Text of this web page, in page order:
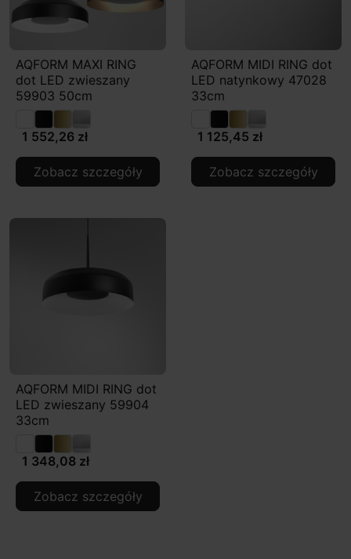
AQFORM MAXI RING
dot LED zwieszany
59903 50cm
1 552,26 zł
Zobacz szczegóły
AQFORM MIDI RING dot
LED natynkowy 47028
33cm
1 125,45 zł
Zobacz szczegóły
AQFORM MIDI RING dot
LED zwieszany 59904
33cm
1 348,08 zł
Zobacz szczegóły